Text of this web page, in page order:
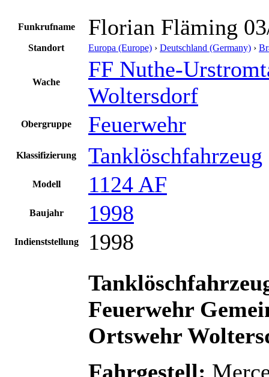
Funkrufname Florian Fläming
Standort Europa (Europe) › Deutschland (Germany) ›
Wache
FF Nuthe-
Woltersdorf
Obergruppe Feuerwehr
Klassifizierung Tanklöschfahrzeug
Modell 1124 AF
Baujahr 1998
Indienststellung
1998
Feuerwehr
Ortswehr
Fahrgestell: